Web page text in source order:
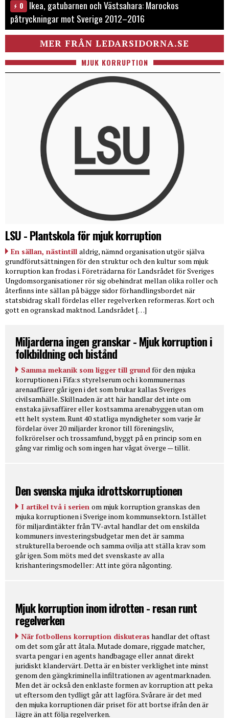
0
Ikea, gatubarnen och Västsahara: Marockos
påtryckningar mot Sverige 2012–2016
MER FRÅN LEDARSIDORNA.SE
MJUK KORRUPTION
LSU - Plantskola för mjuk korruption
En sällan, nästintill aldrig, nämnd organisation utgör själva
grundförutsättningen för den struktur och den kultur som mjuk
korruption kan frodas i. Företrädarna för Landsrådet för Sveriges
Ungdomsorganisationer rör sig obehindrat mellan olika roller och
återfinns inte sällan på bägge sidor förhandlingsbordet när
statsbidrag skall fördelas eller regelverken reformeras. Kort och
gott en ogranskad maktnod. Landsrådet […]
Miljarderna ingen granskar - Mjuk korruption i
folkbildning och bistånd
Samma mekanik som ligger till grund för den mjuka
korruptionen i Fifa:s styrelserum och i kommunernas
arenaaffärer går igen i det som brukar kallas Sveriges
civilsamhälle. Skillnaden är att här handlar det inte om
enstaka jävsaffärer eller kostsamma arenabyggen utan om
ett helt system. Runt 40 statliga myndigheter som varje år
fördelar över 20 miljarder kronor till föreningsliv,
folkrörelser och trossamfund, byggt på en princip som en
gång var rimlig och som ingen har vågat överge — tillit.
Den svenska mjuka idrottskorruptionen
I artikel två i serien om mjuk korruption granskas den
mjuka korruptionen i Sverige inom kommunsektorn. Istället
för miljardintäkter från TV-avtal handlar det om enskilda
kommuners investeringsbudgetar men det är samma
strukturella beroende och samma ovilja att ställa krav som
går igen. Som möts med det svenskaste av alla
krishanteringsmodeller: Att inte göra någonting.
Mjuk korruption inom idrotten - resan runt
regelverken
När fotbollens korruption diskuteras handlar det oftast
om det som går att åtala. Mutade domare, riggade matcher,
svarta pengar i en agents handbagage eller annat direkt
juridiskt klandervärt. Detta är en bister verklighet inte minst
genom den gängkriminella infiltrationen av agentmarknaden.
Men det är också den enklaste formen av korruption att peka
ut eftersom den tydligt går att lagföra. Svårare är det med
den mjuka korruptionen där priset för att bortse ifrån den är
lägre än att följa regelverken.